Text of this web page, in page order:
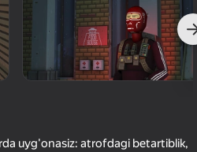
uyg'onasiz: atrofdagi betartiblik,